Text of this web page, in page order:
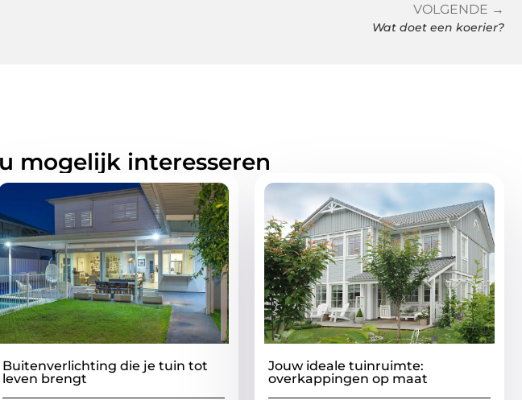
VOLGENDE →
Wat doet een koerier?
mogelijk interesseren
Buitenverlichting die je tuin tot
leven brengt
Jouw ideale tuinruimte:
overkappingen op maat